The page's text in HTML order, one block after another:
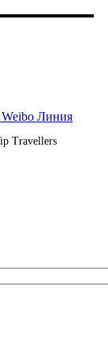
Weibo Линия
Travellers